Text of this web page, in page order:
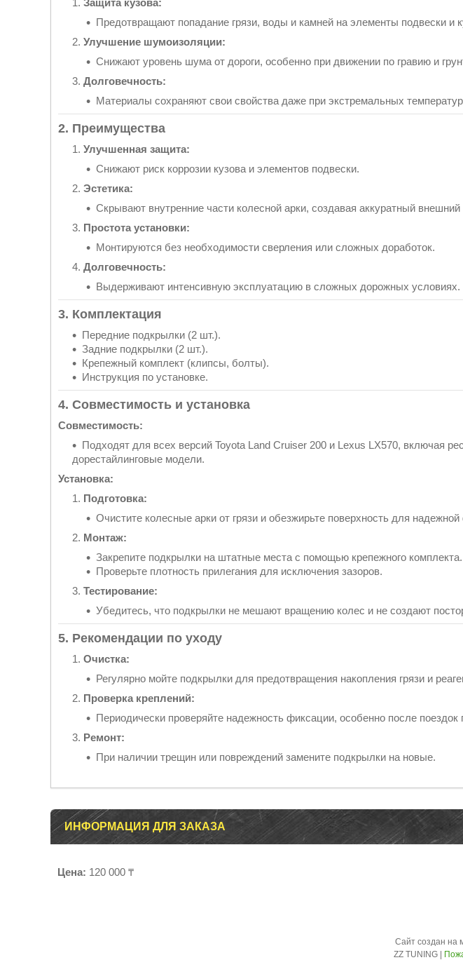
Предотвращают попадание грязи, воды и камней на элементы подвески и
Улучшение шумоизоляции:
Снижают уровень шума от дороги, особенно при движении по гравию и
Долговечность:
Материалы сохраняют свои свойства даже при экстремальных
2. Преимущества
Улучшенная защита:
Снижают риск коррозии кузова и элементов подвески.
Эстетика:
Скрывают внутренние части колесной арки, создавая аккуратный внешний
Простота установки:
Монтируются без необходимости сверления или сложных доработок.
Долговечность:
Выдерживают интенсивную эксплуатацию в сложных дорожных условиях.
3. Комплектация
Передние подкрылки (2 шт.).
Задние подкрылки (2 шт.).
Крепежный комплект (клипсы, болты).
Инструкция по установке.
4. Совместимость и установка
Совместимость:
Подходят для всех версий Toyota Land Cruiser 200 и Lexus LX570, включая
дорестайлинговые модели.
Установка:
Подготовка:
Очистите колесные арки от грязи и обезжирьте поверхность для
Монтаж:
Закрепите подкрылки на штатные места с помощью крепежного комплекта.
Проверьте плотность прилегания для исключения зазоров.
Тестирование:
Убедитесь, что подкрылки не мешают вращению колес и не создают
5. Рекомендации по уходу
Очистка:
Регулярно мойте подкрылки для предотвращения накопления грязи и
Проверка креплений:
Периодически проверяйте надежность фиксации, особенно после
Ремонт:
При наличии трещин или повреждений замените подкрылки на новые.
ИНФОРМАЦИЯ ДЛЯ ЗАКАЗА
Цена: 120 000 ₸
Сайт создан на